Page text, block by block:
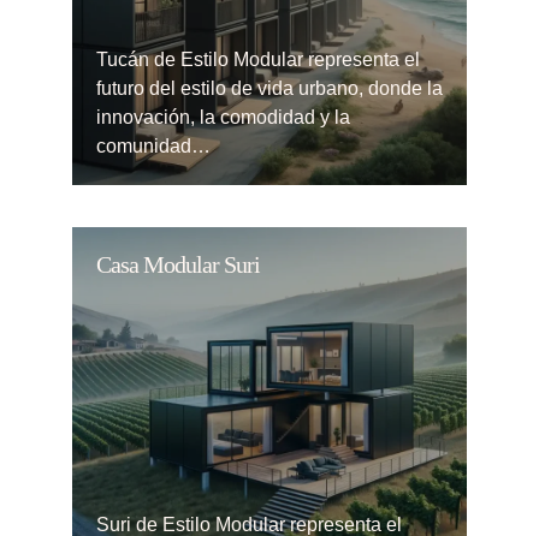
Tucán de Estilo Modular representa el
futuro del estilo de vida urbano, donde la
innovación, la comodidad y la
comunidad…
Casa Modular Suri
Suri de Estilo Modular representa el